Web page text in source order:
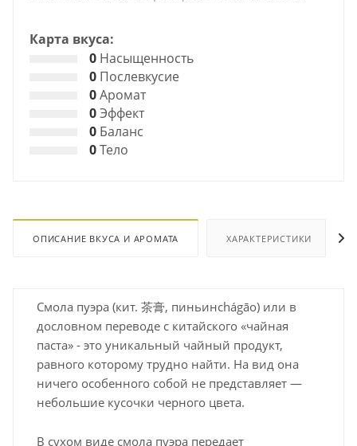
Карта вкуса:
0 Насыщенность
0 Послевкусие
0Аромат
0Эффект
0 Баланс
0Тело
ОПИСАНИЕ ВКУСА И АРОМАТА ХАРАКТЕРИСТИКИ
Смола пуэра (кит. 茶膏, пиньинchágāo) или в
дословном переводе с китайского «чайная
паста» - это уникальный чайный продукт,
равного которому трудно найти. На вид она
ничего особенного собой не представляет —
небольшие кусочки черного цвета.
В сухом виде смола пуэра передает